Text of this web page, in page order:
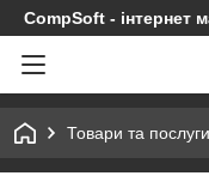
CompSoft - інтернет
Товари та послуги